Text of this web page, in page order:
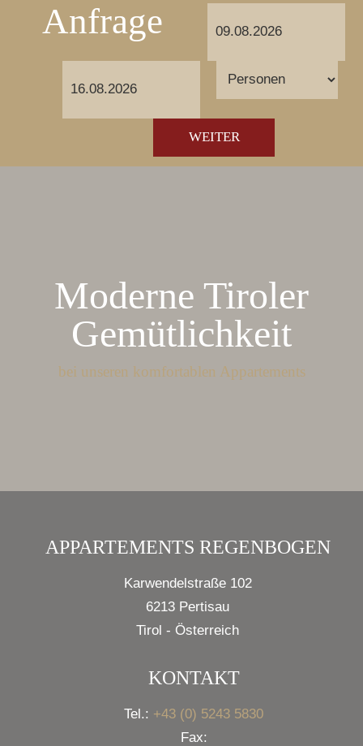
Anfrage
Moderne Tiroler
Gemütlichkeit
bei unseren komfortablen Appartements
APPARTEMENTS REGENBOGEN
Karwendelstraße 102
6213 Pertisau
Tirol - Österreich
KONTAKT
Tel.: +43 (0) 5243 5830
Fax: